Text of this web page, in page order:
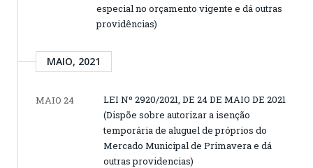
especial no orçamento vigente e dá outras
providências)
MAIO, 2021
MAIO 24
LEI Nº 2920/2021, DE 24 DE MAIO DE 2021
(Dispõe sobre autorizar a isenção
temporária de aluguel de próprios do
Mercado Municipal de Primavera e dá
outras providencias)